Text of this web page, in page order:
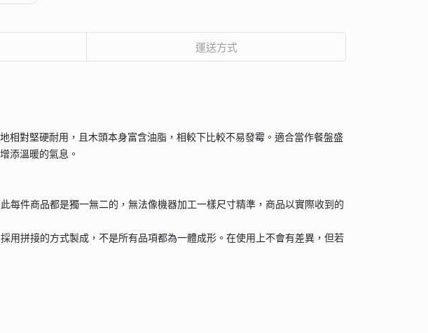
運送方式
相對堅硬耐用，且木頭本身富含油脂，相較下比較不易發霉。適合當作餐盤盛
添溫暖的氣息。
每件商品都是獨一無二的，無法像機器加工一樣尺寸精準，商品以實際收到的
用拼接的方式製成，不是所有品項都為一體成形。在使用上不會有差異，但若